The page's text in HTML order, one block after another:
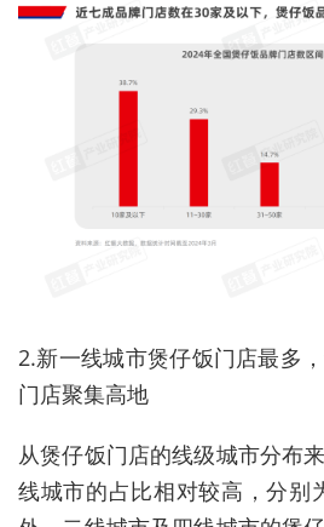
2.新一线城市煲仔饭门店最多
门店聚集高地
从煲仔饭门店的线级城市分布
线城市的占比相对较高，分别